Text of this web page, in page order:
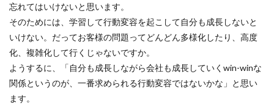
忘れてはいけないと思います。
そのためには、学習して行動変容を起こして自分も成長しないと
いけない。だってお客様の問題ってどんどん多様化したり、高度
化、複雑化して行くじゃないですか。
ようするに、「自分も成長しながら会社も成長していくwin-winな
関係というのが、一番求められる行動変容ではないかな」と思い
ます。